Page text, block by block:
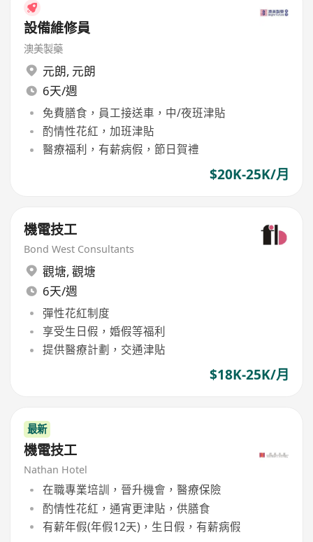
設備維修員
澳美製藥
元朗, 元朗
6天/週
免費膳食，員工接送車，中/夜班津貼
酌情性花紅，加班津貼
醫療福利，有薪病假，節日賀禮
$20K-25K/月
機電技工
Bond West Consultants
觀塘, 觀塘
6天/週
彈性花紅制度
享受生日假，婚假等福利
提供醫療計劃，交通津貼
$18K-25K/月
最新
機電技工
Nathan Hotel
在職專業培訓，晉升機會，醫療保險
酌情性花紅，通宵更津貼，供膳食
有薪年假(年假12天)，生日假，有薪病假